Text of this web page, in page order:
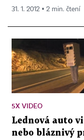
31. 1. 2012 ▪ 2 min. čtení
5X VIDEO
Lednová auto
nebo bláznivý